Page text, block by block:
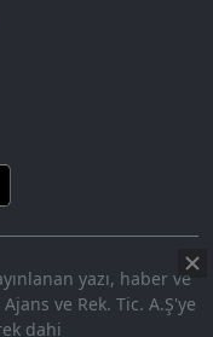
yazı, haber ve
ve Rek. Tic. A.Ş'ye
dahi